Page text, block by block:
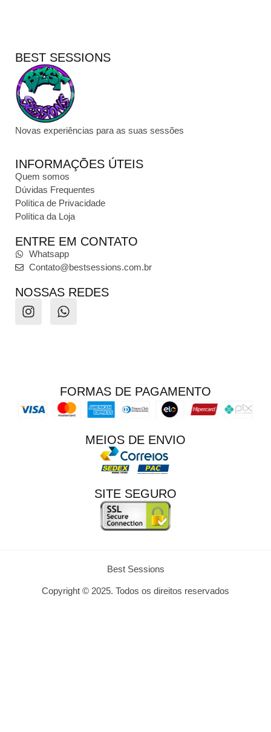
BEST SESSIONS
Novas experiências para as suas sessões
INFORMAÇÕES ÚTEIS
Quem somos
Dúvidas Frequentes
Política de Privacidade
Política da Loja
ENTRE EM CONTATO
Whatsapp
Contato@bestsessions.com.br
NOSSAS REDES
FORMAS DE PAGAMENTO
MEIOS DE ENVIO
SITE SEGURO
Best Sessions
Copyright © 2025. Todos os direitos reservados